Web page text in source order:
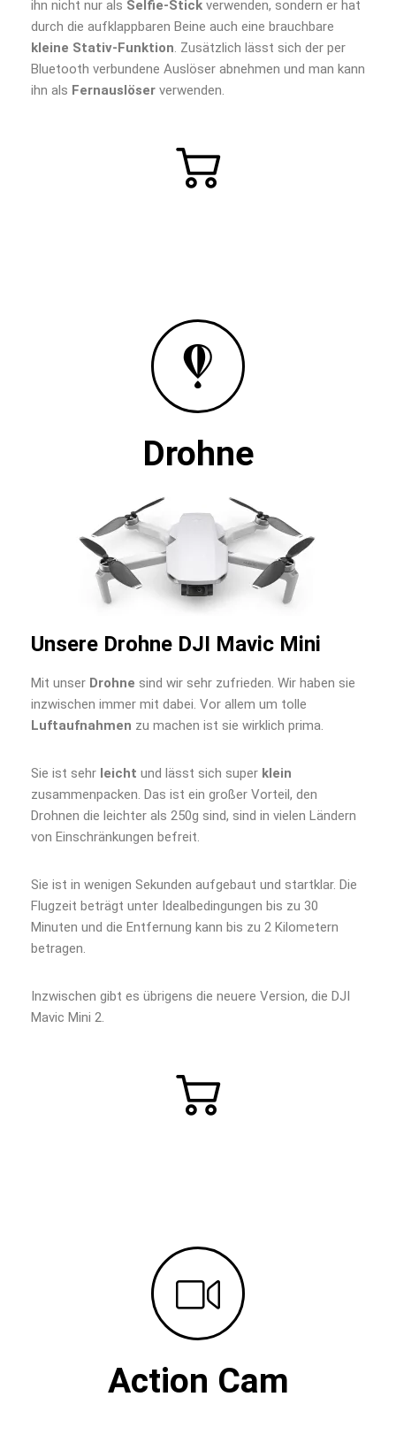
ihn nicht nur als Selfie-Stick verwenden, sondern er hat
durch die aufklappbaren Beine auch eine brauchbare
kleine Stativ-Funktion. Zusätzlich lässt sich der per
Bluetooth verbundene Auslöser abnehmen und man kann
ihn als Fernauslöser verwenden.
Drohne
Unsere Drohne DJI Mavic Mini
Mit unser Drohne sind wir sehr zufrieden. Wir haben sie
inzwischen immer mit dabei. Vor allem um tolle
Luftaufnahmen zu machen ist sie wirklich prima.
Sie ist sehr leicht und lässt sich super klein
zusammenpacken. Das ist ein großer Vorteil, den
Drohnen die leichter als 250g sind, sind in vielen Ländern
von Einschränkungen befreit.
Sie ist in wenigen Sekunden aufgebaut und startklar. Die
Flugzeit beträgt unter Idealbedingungen bis zu 30
Minuten und die Entfernung kann bis zu 2 Kilometern
betragen.
Inzwischen gibt es übrigens die neuere Version, die DJI
Mavic Mini 2.
Action Cam